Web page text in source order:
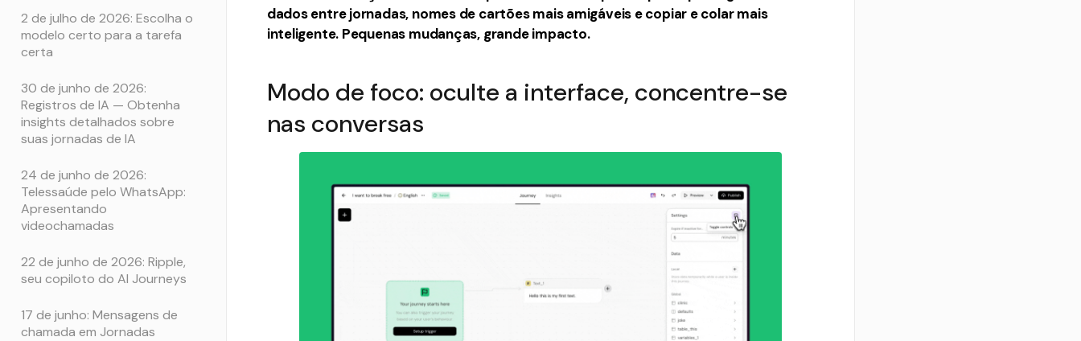
2 de julho de 2026: Escolha o
modelo certo para a tarefa
certa
30 de junho de 2026:
Registros de IA — Obtenha
insights detalhados sobre
suas jornadas de IA
24 de junho de 2026:
Telessaúde pelo WhatsApp:
Apresentando
videochamadas
22 de junho de 2026: Ripple,
seu copiloto do AI Journeys
17 de junho: Mensagens de
chamada em Jornadas
dados entre jornadas, nomes de cartões mais amigáveis ​​e copiar e colar mais
inteligente. Pequenas mudanças, grande impacto.
Modo de foco: oculte a interface, concentre-se
nas conversas